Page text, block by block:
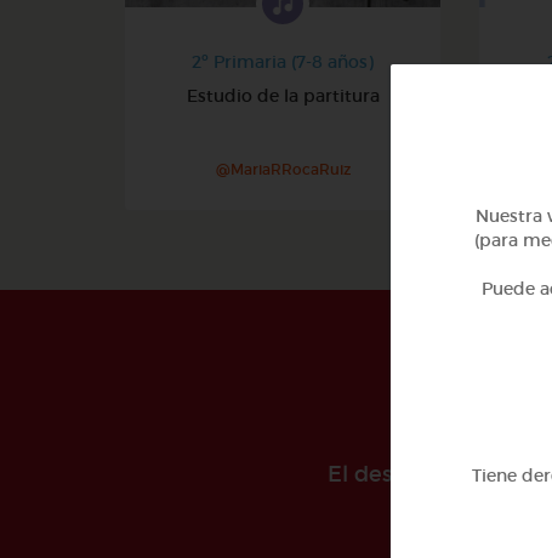
2º Primaria (7-8 años)
Estudio de la partitura
@MariaRRocaRuiz
El desarollo de
Nuestra
(para
Puede
Tiene